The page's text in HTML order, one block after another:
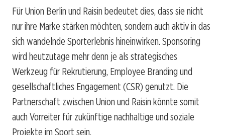
Für Union Berlin und Raisin bedeutet dies, dass sie nicht
nur ihre Marke stärken möchten, sondern auch aktiv in das
sich wandelnde Sporterlebnis hineinwirken. Sponsoring
wird heutzutage mehr denn je als strategisches
Werkzeug für Rekrutierung, Employee Branding und
gesellschaftliches Engagement (CSR) genutzt. Die
Partnerschaft zwischen Union und Raisin könnte somit
auch Vorreiter für zukünftige nachhaltige und soziale
Projekte im Sport sein.